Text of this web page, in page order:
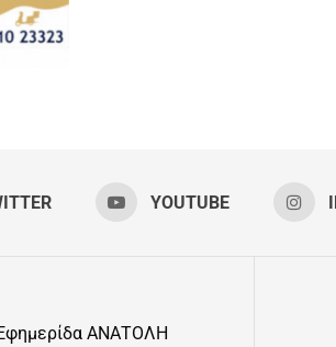
YOUTUBE
ΑΝΑΤΟΛΗ